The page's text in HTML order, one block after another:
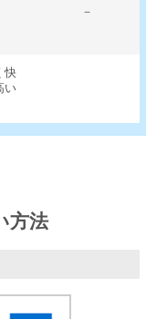
－
快
い
方法